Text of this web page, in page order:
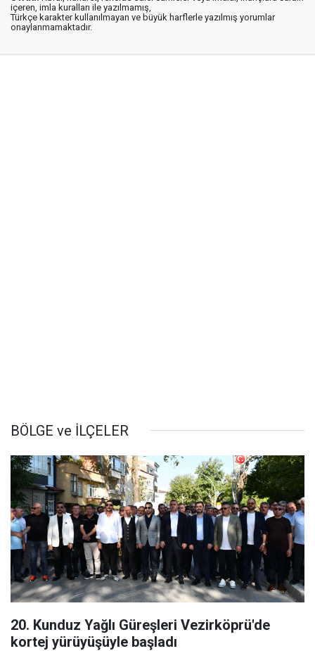
içeren, imla kuralları ile yazılmamış,
Türkçe karakter kullanılmayan ve büyük harflerle yazılmış yorumlar
onaylanmamaktadır.
BÖLGE ve İLÇELER
20. Kunduz Yağlı Güreşleri Vezirköprü'de
kortej yürüyüşüyle başladı